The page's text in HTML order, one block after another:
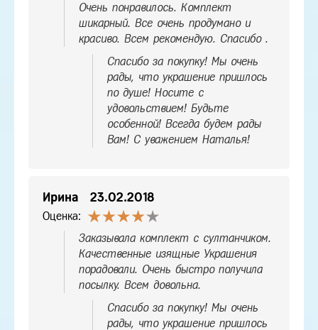
Очень понравилось. Комплект
шикарный. Все очень продумано и
красиво. Всем рекомендую. Спасибо .
Спасибо за покупку! Мы очень
рады, что украшение пришлось
по душе! Носите с
удовольствием! Будьте
особенной! Всегда будем рады
Вам! С уважением Наталья!
Ирина 23.02.2018
Оценка:
Заказывала комплект с султанчиком.
Качественные изящные Украшения
порадовали. Очень быстро получила
посылку. Всем довольна.
Спасибо за покупку! Мы очень
рады, что украшение пришлось